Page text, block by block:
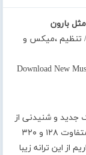
مثل بارون
/ تنظیم ،میکس و
Download New
جدید و شنیدنی از
با دو کیفیت متفاوت ۱۲۸ و ۳۲۰
از این ترانه زیبا